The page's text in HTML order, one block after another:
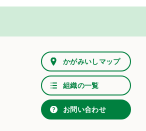
かがみいしマップ
組織の一覧
お問い合わせ